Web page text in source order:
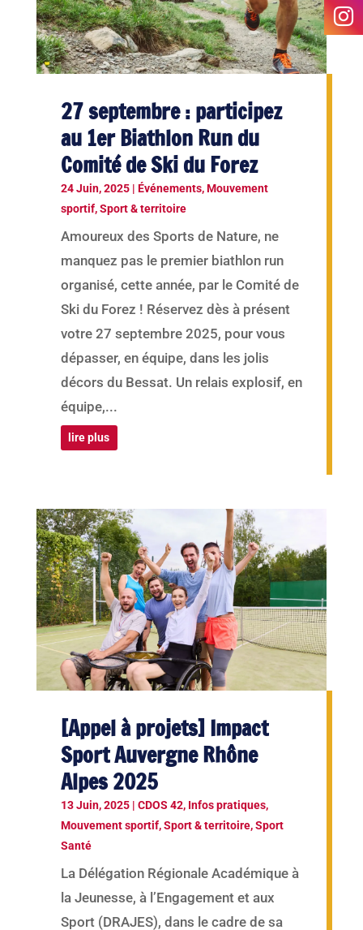
27 septembre : participez
au 1er Biathlon Run du
Comité de Ski du Forez
24 Juin, 2025| Événements,Mouvement
sportif,Sport & territoire
Amoureux des Sports de Nature, ne
manquez pas le premier biathlon run
organisé, cette année, par le Comité de
Ski du Forez ! Réservez dès à présent
votre 27 septembre 2025, pour vous
dépasser, en équipe, dans les jolis
décors du Bessat. Un relais explosif, en
équipe,...
lire plus
[Appel à projets] Impact
Sport Auvergne Rhône
Alpes 2025
13 Juin, 2025| CDOS 42, Infos pratiques,
Mouvement sportif,Sport & territoire,Sport
Santé
La Délégation Régionale Académique à
la Jeunesse, à l’Engagement et aux
Sport (DRAJES), dans le cadre de sa